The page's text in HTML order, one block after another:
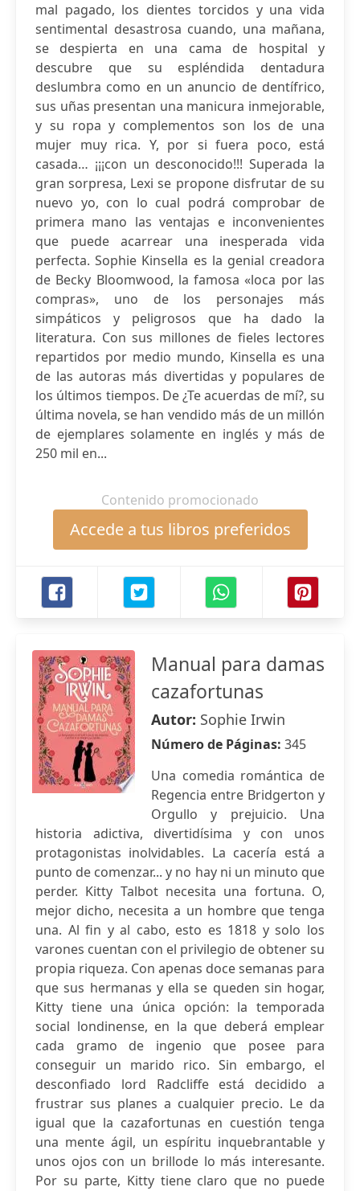
mal pagado, los dientes torcidos y una vida
sentimental desastrosa cuando, una mañana,
se despierta en una cama de hospital y
descubre que su espléndida dentadura
deslumbra como en un anuncio de dentífrico,
sus uñas presentan una manicura inmejorable,
y su ropa y complementos son los de una
mujer muy rica. Y, por si fuera poco, está
casada… ¡¡¡con un desconocido!!! Superada la
gran sorpresa, Lexi se propone disfrutar de su
nuevo yo, con lo cual podrá comprobar de
primera mano las ventajas e inconvenientes
que puede acarrear una inesperada vida
perfecta. Sophie Kinsella es la genial creadora
de Becky Bloomwood, la famosa «loca por las
compras», uno de los personajes más
simpáticos y peligrosos que ha dado la
literatura. Con sus millones de fieles lectores
repartidos por medio mundo, Kinsella es una
de las autoras más divertidas y populares de
los últimos tiempos. De ¿Te acuerdas de mí?, su
última novela, se han vendido más de un millón
de ejemplares solamente en inglés y más de
250 mil en...
Contenido promocionado
Accede a tus libros preferidos
Manual para damas
cazafortunas
Autor: Sophie Irwin
Número de Páginas: 345
Una comedia romántica de
Regencia entre Bridgerton y
Orgullo y prejuicio. Una
historia adictiva, divertidísima y con unos
protagonistas inolvidables. La cacería está a
punto de comenzar... y no hay ni un minuto que
perder. Kitty Talbot necesita una fortuna. O,
mejor dicho, necesita a un hombre que tenga
una. Al fin y al cabo, esto es 1818 y solo los
varones cuentan con el privilegio de obtener su
propia riqueza. Con apenas doce semanas para
que sus hermanas y ella se queden sin hogar,
Kitty tiene una única opción: la temporada
social londinense, en la que deberá emplear
cada gramo de ingenio que posee para
conseguir un marido rico. Sin embargo, el
desconfiado lord Radcliffe está decidido a
frustrar sus planes a cualquier precio. Le da
igual que la cazafortunas en cuestión tenga
una mente ágil, un espíritu inquebrantable y
unos ojos con un brillode lo más interesante.
Por su parte, Kitty tiene claro que no puede